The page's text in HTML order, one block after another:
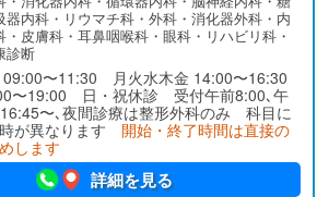
より外来・入院治療を行っておりま
ーでは関節や腰等の痛みの治療を行っ
工関節置換術は北海道や鹿児島、中
受けに来院頂いております。
器内科・リウマチ科・外科・消化器外科・内
皮膚科・耳鼻咽喉科・眼科・リハビリ科・
診断
09:00〜11:30 月火水木金 14:00〜16:30
〜19:00 日・祝休診 受付午前8:00､午
〜､夜間診療は整形外科のみ 科目に
が異なります 開始・終了時間は直接の
します
詳細を見る